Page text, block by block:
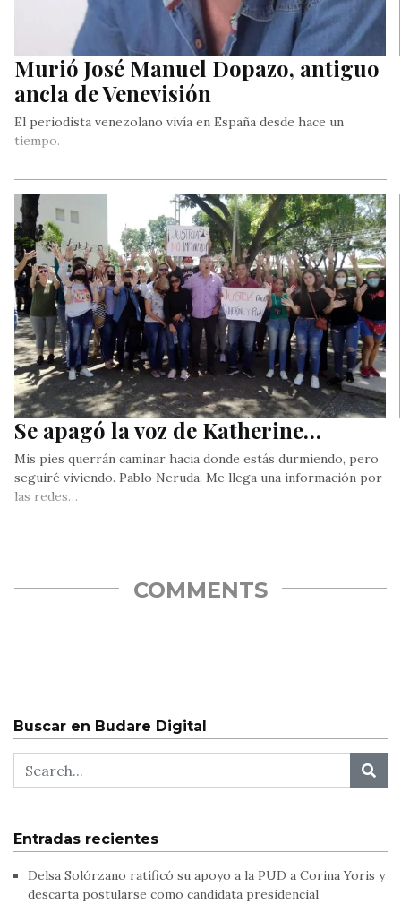
Murió José Manuel Dopazo, antiguo
ancla de Venevisión
El periodista venezolano vivía en España desde hace un
tiempo.
Se apagó la voz de Katherine…
Mis pies querrán caminar hacia donde estás durmiendo, pero
seguiré viviendo. Pablo Neruda. Me llega una información por
las redes…
COMMENTS
Buscar en Budare Digital
Entradas recientes
Delsa Solórzano ratificó su apoyo a la PUD a Corina Yoris y
descarta postularse como candidata presidencial